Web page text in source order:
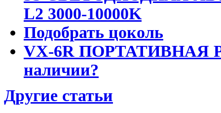
L2 3000-10000K
Подобрать цоколь
VX-6R ПОРТАТИВНАЯ
наличии?
Другие статьи